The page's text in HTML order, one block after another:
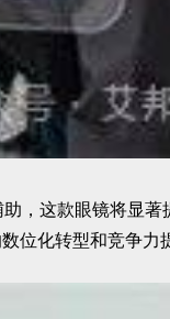
，这款眼镜将显
位化转型和竞争力